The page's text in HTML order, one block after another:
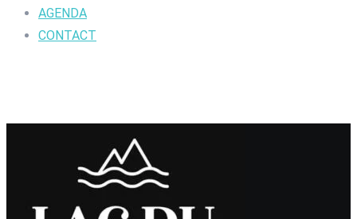
AGENDA
CONTACT